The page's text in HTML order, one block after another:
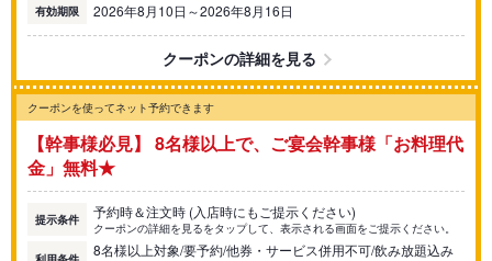
有効期限 2026年8月10日～2026年8月16日
クーポンの詳細を見る
クーポンを使ってネット予約できます
【幹事様必見】 8名様以上で、ご宴会幹事様「お料理代
金」無料★
提示条件 予約時＆注文時 (入店時にもご提示ください)
クーポンの詳細を見るをタップして、表示される画面をご提示ください。
8名様以上対象/要予約/他券・サービス併用不可/飲み放題込み